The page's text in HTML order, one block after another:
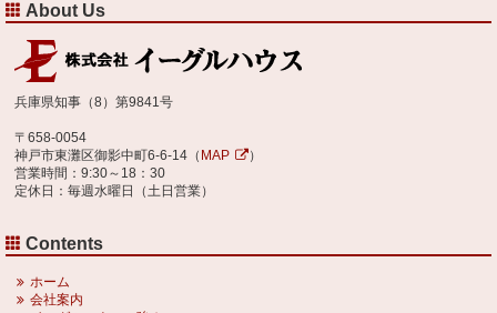
About Us
兵庫県知事（8）第9841号
〒658-0054
神戸市東灘区御影中町6-6-14（ MAP
）
営業時間：9:30～18：30
定休日：毎週水曜日（土日営業）
Contents
ホーム
会社案内